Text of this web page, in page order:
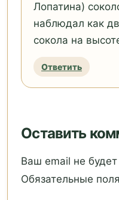
Лопатина)
наблюдал как
сокола на
Ответить
Оставить
Ваш email не
Обязательные